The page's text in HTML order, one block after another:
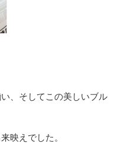
、そしてこの美しいブル
映えでした。